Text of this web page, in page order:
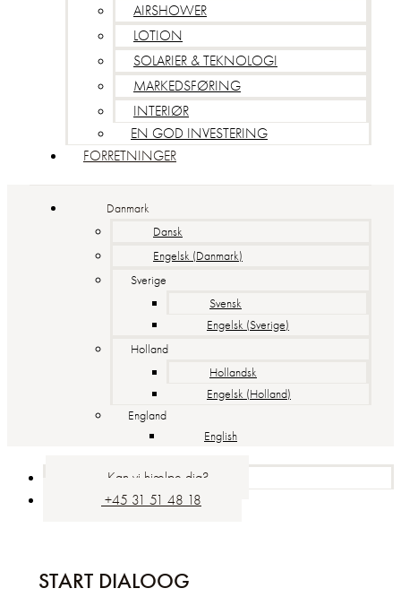
AIRSHOWER
LOTION
SOLARIER & TEKNOLOGI
MARKEDSFØRING
INTERIØR
EN GOD INVESTERING
FORRETNINGER
Danmark
Dansk
Engelsk (Danmark)
Sverige
Svensk
Engelsk (Sverige)
Holland
Hollandsk
Engelsk (Holland)
England
English
Kan vi hjælpe dig?
+45 31 51 48 18
START DIALOOG